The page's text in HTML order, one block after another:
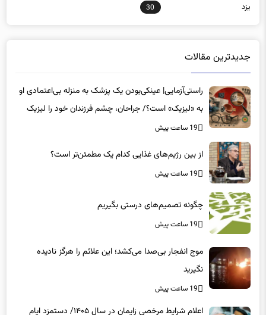
یزد 30
جدیدترین مقالات
راستی‌آزمایی| عینکی‌بودن یک پزشک به منزله بی‌اعتمادی او
به «لیزیک» است؟/ جراحان، چشم فرزندان خود را لیزیک
می‌کنند؟
19 ساعت پیش
از بین رژیم‌های غذایی کدام یک مطمئن‌تر است؟‌
19 ساعت پیش
چگونه تصمیم‌های درستی بگیریم
19 ساعت پیش
موج انفجار بی‌صدا می‌کشد؛ این علائم را هرگز نادیده
نگیرید
19 ساعت پیش
اعلام شرایط مرخصی زایمان در سال ۱۴۰۵/ دستمزد ایام